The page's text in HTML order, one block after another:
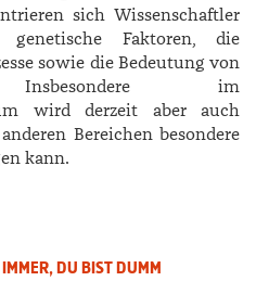
sich Wissenschaftler
Faktoren, die
sowie die Bedeutung von
Insbesondere im
wird derzeit aber auch
Bereichen besondere
kann.
DU BIST DUMM